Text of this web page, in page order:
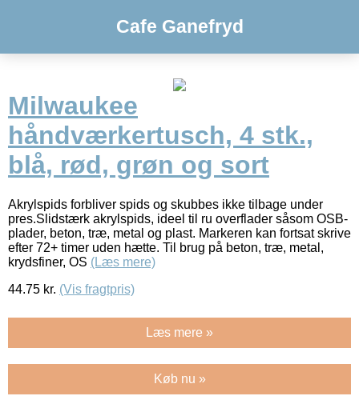
Cafe Ganefryd
Milwaukee
håndværkertusch, 4 stk.,
blå, rød, grøn og sort
Akrylspids forbliver spids og skubbes ikke tilbage under
pres.Slidstærk akrylspids, ideel til ru overflader såsom OSB-
plader, beton, træ, metal og plast. Markeren kan fortsat skrive
efter 72+ timer uden hætte. Til brug på beton, træ, metal,
krydsfiner, OS (Læs mere)
44.75 kr. (Vis fragtpris)
Læs mere »
Køb nu »